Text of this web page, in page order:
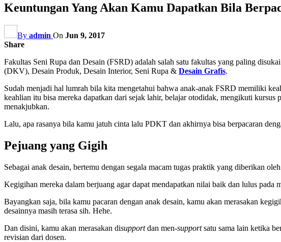
Keuntungan Yang Akan Kamu Dapatkan Bila
By admin On Jun 9, 2017
Share
Fakultas Seni Rupa dan Desain (FSRD) adalah salah satu fakultas yang paling
(DKV), Desain Produk, Desain Interior, Seni Rupa & Desain Grafis.
Sudah menjadi hal lumrah bila kita mengetahui bahwa anak-anak FSRD memiliki
keahlian itu bisa mereka dapatkan dari sejak lahir, belajar otodidak, mengikuti
menakjubkan.
Lalu, apa rasanya bila kamu jatuh cinta lalu PDKT dan akhirnya bisa berpacaran
Pejuang yang Gigih
Sebagai anak desain, bertemu dengan segala macam tugas praktik yang diberikan
Kegigihan mereka dalam berjuang agar dapat mendapatkan nilai baik dan lulus pada
Bayangkan saja, bila kamu pacaran dengan anak desain, kamu akan merasakan
desainnya masih terasa sih. Hehe.
Dan disini, kamu akan merasakan disupportdan men-supportsatu sama lain ketika
revisian dari dosen.